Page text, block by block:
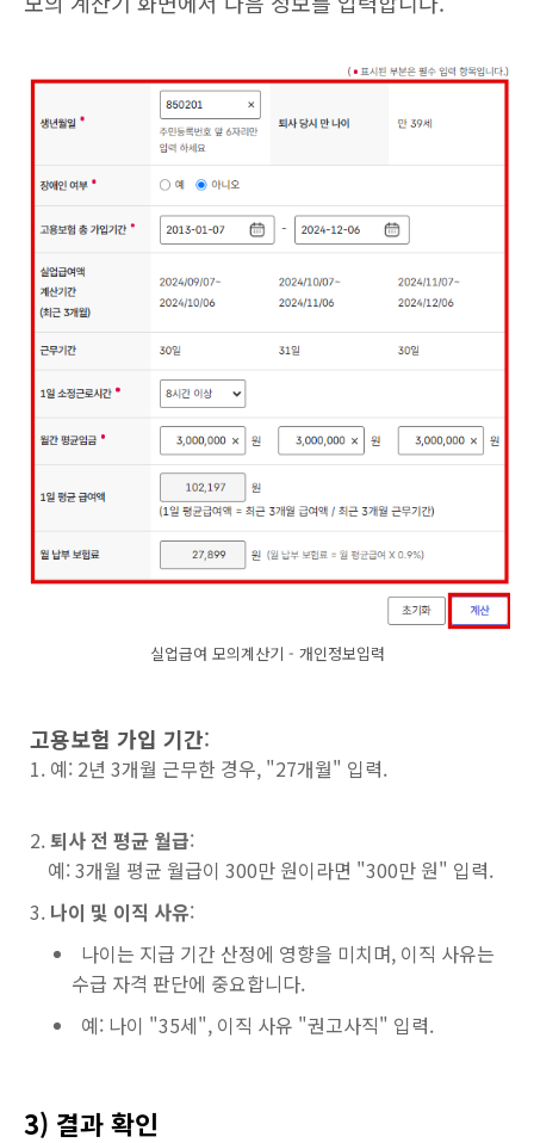
실업급여 모의계산기 - 개인정보입력
고용보험 가입 기간:
예: 2년 3개월 근무한 경우, "27개월" 입력.
퇴사 전 평균 월급:
예: 3개월 평균 월급이 300만 원이라면 "300만 원" 입력.
나이 및 이직 사유:
나이는 지급 기간 산정에 영향을 미치며, 이직 사유는
수급 자격 판단에 중요합니다.
예: 나이 "35세", 이직 사유 "권고사직" 입력.
3) 결과 확인